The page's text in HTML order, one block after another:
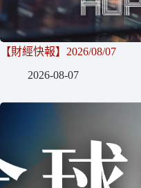
【財經快報】2026/08/07
2026-08-07